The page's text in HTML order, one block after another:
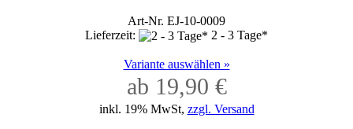
Art-Nr. EJ-10-0009
Lieferzeit:
2 - 3 Tage*
Variante auswählen »
ab 19,90 €
inkl. 19% MwSt, zzgl. Versand